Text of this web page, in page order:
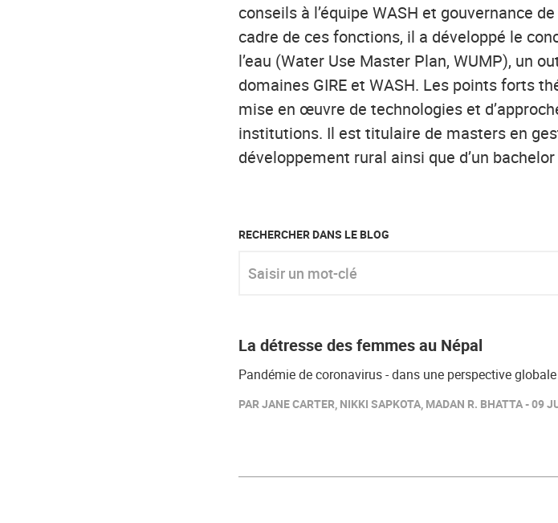
conseils à l’équipe WASH et gouvernance
cadre de ces fonctions, il a développé le
l’eau (Water Use Master Plan, WUMP), un
domaines GIRE et WASH. Les points forts
mise en œuvre de technologies et
institutions. Il est titulaire de masters en
développement rural ainsi que d’un
RECHERCHER DANS LE BLOG
La détresse des femmes au Népal
Pandémie de coronavirus - dans une perspective globale
PAR JANE CARTER, NIKKI SAPKOTA, MADAN R. BHATTA - 09